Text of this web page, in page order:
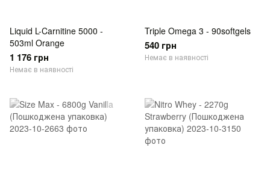
Liquid L-Carnitine 5000 -
503ml Orange
1 176 грн
Немає в наявності
Triple Omega 3 - 90softgels
540 грн
Немає в наявності